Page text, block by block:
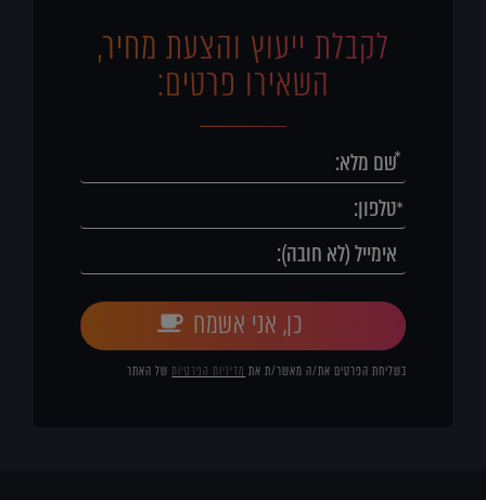
לקבלת ייעוץ והצעת מחיר,
השאירו פרטים:
כן, אני אשמח
בשליחת הפרטים את/ה מאשר/ת את מדיניות הפרטיותשל האתר